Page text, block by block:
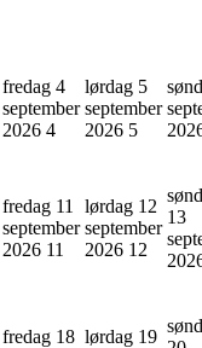
fredag 4
september
2026 4
lørdag 5
september
2026 5
fredag 11
september
2026 11
lørdag 12
september
2026 12
13
fredag 18 lørdag 19